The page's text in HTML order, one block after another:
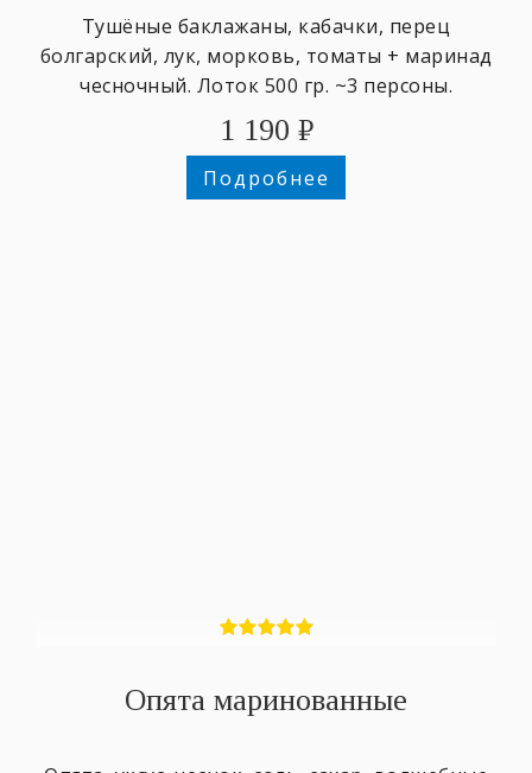
Тушёные баклажаны, кабачки, перец
болгарский, лук, морковь, томаты + маринад
чесночный. Лоток 500 гр. ~3 персоны.
1 190 ₽
Подробнее
Опята маринованные